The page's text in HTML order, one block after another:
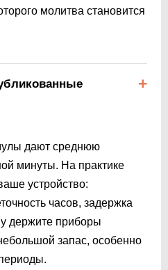
молитва становится
дают среднюю
минуты. На практике
устройство:
часов, задержка
держите приборы
запас, особенно